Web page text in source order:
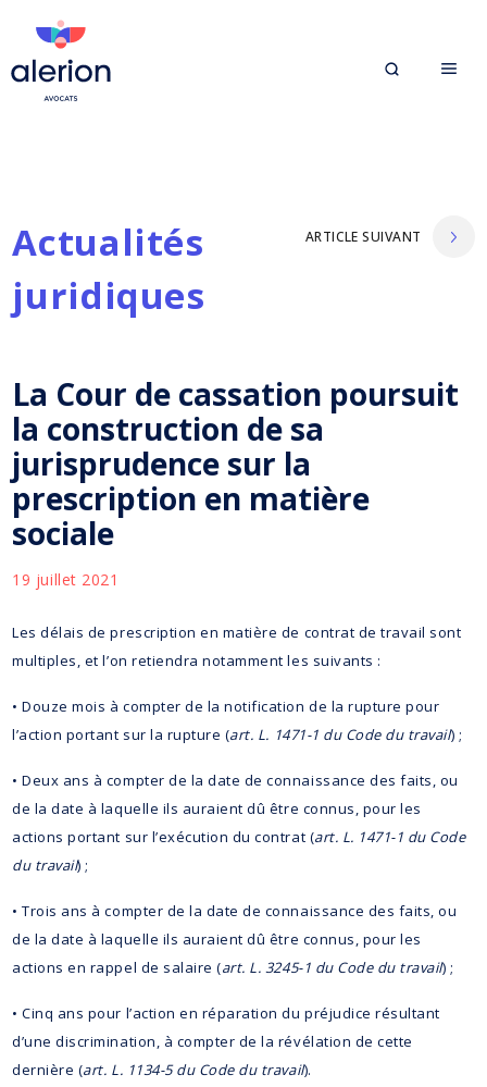
Actualités
juridiques
ARTICLE SUIVANT
La Cour de cassation poursuit
la construction de sa
jurisprudence sur la
prescription en matière
sociale
19 juillet 2021
Les délais de prescription en matière de contrat de travail sont
multiples, et l’on retiendra notamment les suivants :
• Douze mois à compter de la notification de la rupture pour
l’action portant sur la rupture (art. L. 1471-1 du Code du travail) ;
• Deux ans à compter de la date de connaissance des faits, ou
de la date à laquelle ils auraient dû être connus, pour les
actions portant sur l’exécution du contrat (art. L. 1471-1 du Code
du travail) ;
• Trois ans à compter de la date de connaissance des faits, ou
de la date à laquelle ils auraient dû être connus, pour les
actions en rappel de salaire (art. L. 3245-1 du Code du travail) ;
• Cinq ans pour l’action en réparation du préjudice résultant
d’une discrimination, à compter de la révélation de cette
dernière (art. L. 1134-5 du Code du travail).